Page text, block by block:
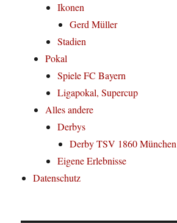
Ikonen
Gerd Müller
Stadien
Pokal
Spiele FC Bayern
Ligapokal, Supercup
Alles andere
Derbys
Derby TSV 1860 München
Eigene Erlebnisse
Datenschutz